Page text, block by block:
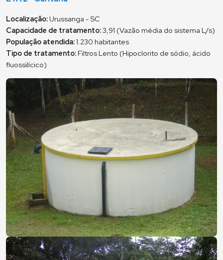
Localização:Urussanga - SC
Capacidade de tratamento:3,91 (Vazão média do sistema L/s)
População atendida:1.230 habitantes
Tipo de tratamento:Filtros Lento (Hipoclorito de sódio, ácido
fluossilícico)